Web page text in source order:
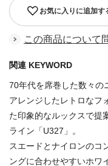
お気に入りに追加す
この商品について
関連 KEYWORD
70年代を席巻した数々の
アレンジしたレトロなフ
た印象的なルックスで提
ライン「U327」。
スエードとナイロンのコ
ングに合わせやすいホワ